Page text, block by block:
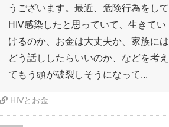
うございます。最近、危険行為をして
HIV感染したと思っていて、生きてい
けるのか、お金は大丈夫か、家族には
どう話ししたらいいのか、などを考え
てもう頭が破裂しそうになって...
HIVとお金